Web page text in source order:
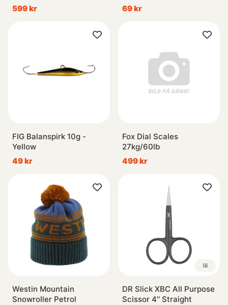
599 kr
69 kr
FIG Balanspirk 10g -
Yellow
49 kr
Fox Dial Scales
27kg/60lb
499 kr
Westin Mountain
Snowroller Petrol
DR Slick XBC All Purpose
Scissor 4'' Straight